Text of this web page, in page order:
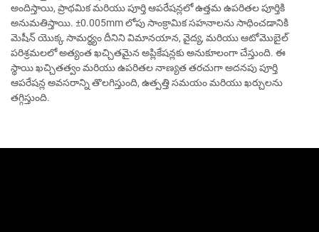
అందిస్తాయి, ప్రాథమిక మరియు పూర్తి ఆపరేషన్లలో ఉత్తమ ఉపరితల పూర్తికి
అనుమతిస్తాయి. ±0.005mm లోపు సాంక్రామిక సహనాలను సాధించడానికి
మెషీన్ యొక్క సామర్థ్యం దీనిని విమానయాన, వైద్య, మరియు ఆటోమొబైల్
పరిశ్రమలలో అత్యంత ఖచ్చితమైన అప్లికేషన్లకు అనుకూలంగా చేస్తుంది. ఈ
స్థాయి ఖచ్చితత్వం మరియు ఉపరితల నాణ్యత తరచుగా అదనపు పూర్తి
ఆపరేషన్ల అవసరాన్ని తొలగిస్తుంది, ఉత్పత్తి సమయం మరియు ఖర్చులను
తగ్గిస్తుంది.